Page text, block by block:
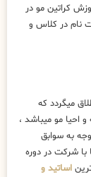
کراتین مو در
نام در کلاس و
میگردد که
و احیا مو میباشد ،
به سوابق
شرکت در دوره
اساتید و